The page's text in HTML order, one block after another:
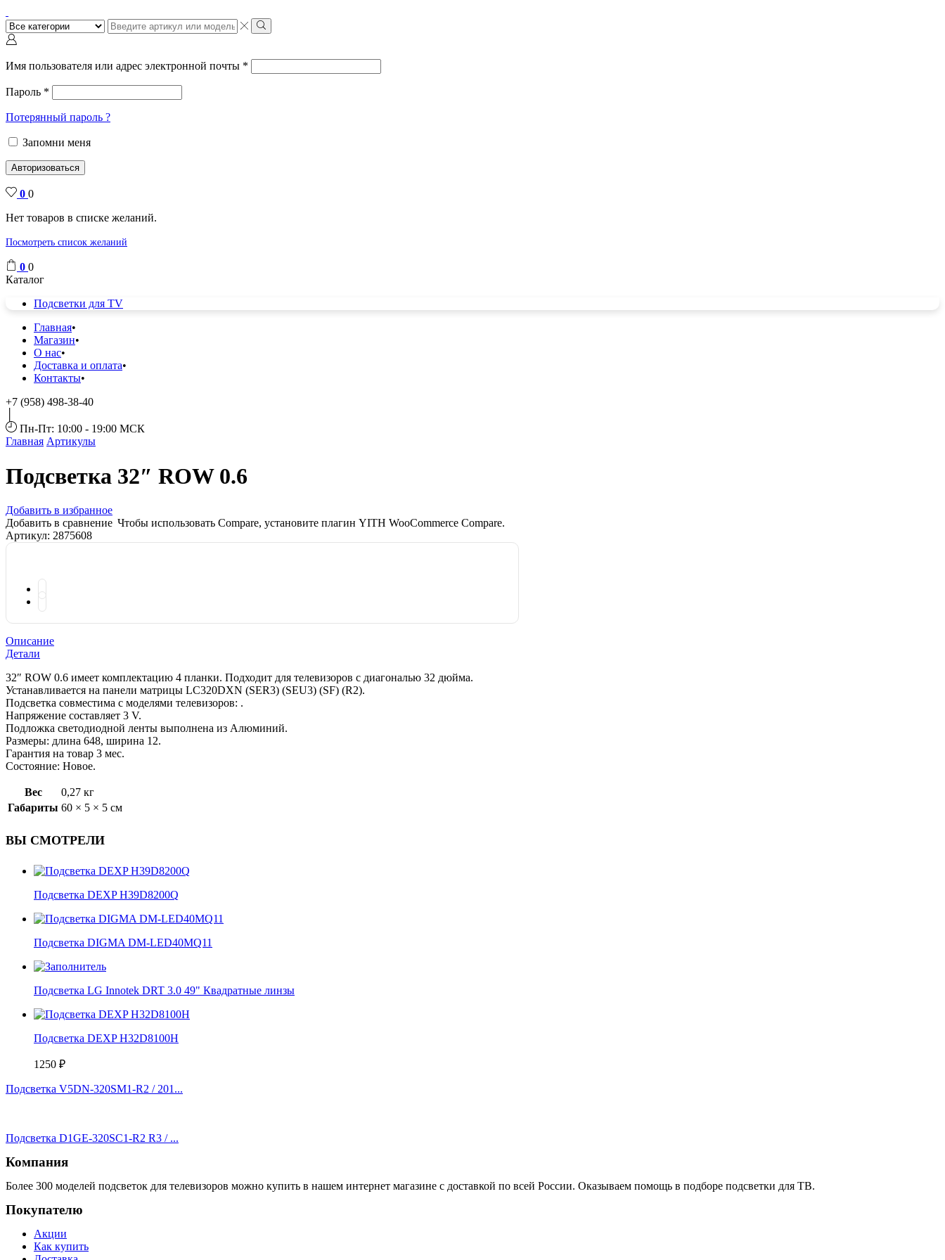
Поиск
ввода
Поиск
Имя пользователя или адрес электронной почты *
Пароль *
Потерянный пароль ?
Запомни меня
Авторизоваться
0 0
Нет товаров в списке желаний.
Посмотреть список желаний
0 0
Каталог
Подсветки для TV
Главная
Магазин
О нас
Доставка и оплата
Контакты
+7 (958) 498-38-40
Пн-Пт: 10:00 - 19:00 МСК
Главная Артикулы
Подсветка 32″ ROW 0.6
Добавить в избранное
Добавить в сравнение Чтобы использовать Compare, установите плагин YITH WooCommerce Compare.
Артикул: 2875608
Описание
Детали
32″ ROW 0.6 имеет комплектацию 4 планки. Подходит для телевизоров с диагональю 32 дюйма.
Устанавливается на панели матрицы LC320DXN (SER3) (SEU3) (SF) (R2).
Подсветка совместима с моделями телевизоров: .
Напряжение составляет 3 V.
Подложка светодиодной ленты выполнена из Алюминий.
Размеры: длина 648, ширина 12.
Гарантия на товар 3 мес.
Состояние: Новое.
Вес
0,27 кг
Габариты 60 × 5 × 5 см
ВЫ СМОТРЕЛИ
Подсветка DEXP H39D8200Q
Подсветка DIGMA DM-LED40MQ11
Подсветка LG Innotek DRT 3.0 49" Квадратные линзы
Подсветка DEXP H32D8100H
1250 ₽
Подсветка V5DN-320SM1-R2 / 201...
Подсветка D1GE-320SC1-R2 R3 / ...
Компания
Более 300 моделей подсветок для телевизоров можно купить в нашем интернет магазине с доставкой по всей России. Оказываем помощь в подборе подсветки для ТВ.
Покупателю
Акции
Как купить